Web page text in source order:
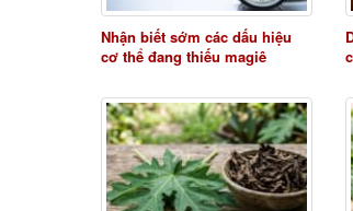
Nhận biết sớm các dấu hiệu
cơ thể đang thiếu magiê